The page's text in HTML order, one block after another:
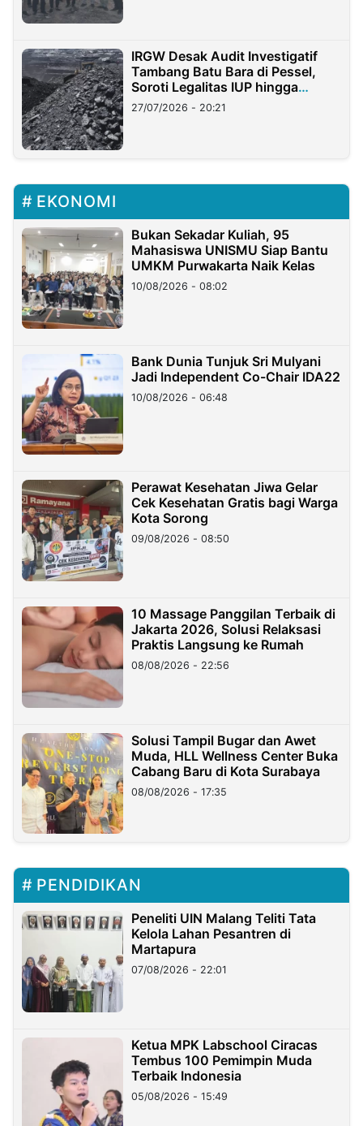
IRGW Desak Audit Investigatif
Tambang Batu Bara di Pessel,
Soroti Legalitas IUP hingga
Stockpile
27/07/2026 - 20:21
EKONOMI
Bukan Sekadar Kuliah, 95
Mahasiswa UNISMU Siap Bantu
UMKM Purwakarta Naik Kelas
10/08/2026 - 08:02
Bank Dunia Tunjuk Sri Mulyani
Jadi Independent Co-Chair IDA22
10/08/2026 - 06:48
Perawat Kesehatan Jiwa Gelar
Cek Kesehatan Gratis bagi Warga
Kota Sorong
09/08/2026 - 08:50
10 Massage Panggilan Terbaik di
Jakarta 2026, Solusi Relaksasi
Praktis Langsung ke Rumah
08/08/2026 - 22:56
Solusi Tampil Bugar dan Awet
Muda, HLL Wellness Center Buka
Cabang Baru di Kota Surabaya
08/08/2026 - 17:35
PENDIDIKAN
Peneliti UIN Malang Teliti Tata
Kelola Lahan Pesantren di
Martapura
07/08/2026 - 22:01
Ketua MPK Labschool Ciracas
Tembus 100 Pemimpin Muda
Terbaik Indonesia
05/08/2026 - 15:49